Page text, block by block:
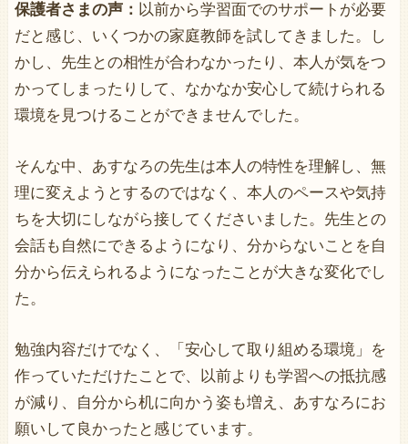
保護者さまの声： 以前から学習面でのサポートが必要
だと感じ、いくつかの家庭教師を試してきました。し
かし、先生との相性が合わなかったり、本人が気をつ
かってしまったりして、なかなか安心して続けられる
環境を見つけることができませんでした。
そんな中、あすなろの先生は本人の特性を理解し、無
理に変えようとするのではなく、本人のペースや気持
ちを大切にしながら接してくださいました。先生との
会話も自然にできるようになり、分からないことを自
分から伝えられるようになったことが大きな変化でし
た。
勉強内容だけでなく、「安心して取り組める環境」を
作っていただけたことで、以前よりも学習への抵抗感
が減り、自分から机に向かう姿も増え、あすなろにお
願いして良かったと感じています。